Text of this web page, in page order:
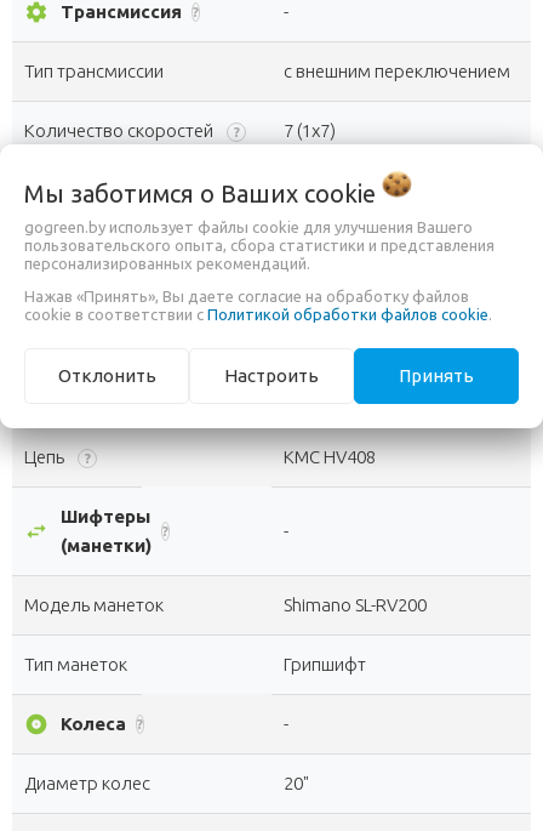
settings Трансмиссия ? -
Тип трансмиссии с внешним переключением
Количество скоростей ? 7 (1x7)
Каретка ? Kenli полукартриджная
Система шатунов FWD GS-S112, 32T, стальная
Модель
FWD KDF-711, 14-28T.
Shimano Tourney RD-TY21B
Цепь ? KMC HV408
swap_horiz
Шифтеры
(манетки)
? -
Модель манеток Shimano SL-RV200
Тип манеток Грипшифт
album Колеса ? -
Диаметр колес 20"
Мы заботимся о Ваших cookie
gogreen.by использует файлы cookie для улучшения Вашего
пользовательского опыта, сбора статистики и представления
персонализированных рекомендаций.
Нажав «Принять», Вы даете согласие на обработку файлов
cookie в соответствии с Политикой обработки файлов cookie.
Отклонить Настроить Принять